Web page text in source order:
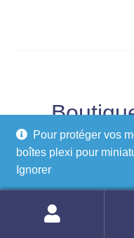
Pour protéger vos
boîtes plexi pour
Ignorer
Recherche
Recherche